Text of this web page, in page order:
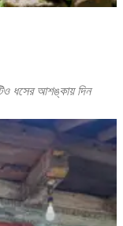
ধসের আশঙ্কায় দিন